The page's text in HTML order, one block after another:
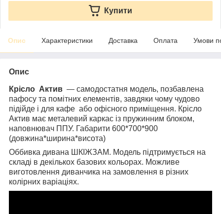
Купити
Опис Характеристики Доставка Оплата Умови
Опис
Крісло Актив — самодостатня модель, позбавлена
пафосу та помітних елементів, завдяки чому чудово
підійде і для кафе або офісного приміщення. Крісло
Актив має металевий каркас із пружинним блоком,
наповнювач ППУ. Габарити 600*700*900
(довжина*ширина*висота)
Оббивка дивана ШКІЖЗАМ. Модель підтримується на
складі в декількох базових кольорах. Можливе
виготовлення диванчика на замовлення в різних
колірних варіаціях.